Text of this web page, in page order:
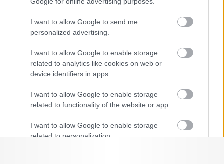
I want to allow Google to send me
personalized advertising.
I want to allow Google to enable storage
related to analytics like cookies on web or
device identifiers in apps.
I want to allow Google to enable storage
related to functionality of the website or app.
I want to allow Google to enable storage
related to personalization.
10
8
2
10